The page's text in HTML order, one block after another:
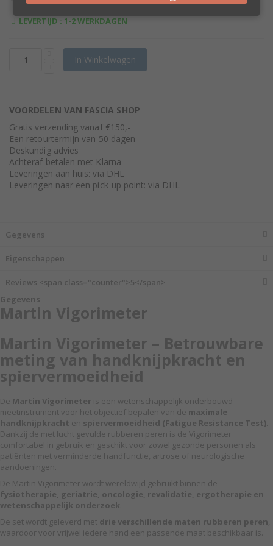
Price
LEVERTIJD : 1-2 WERKDAGEN
In Winkelwagen
VOORDELEN VAN FASCIA SHOP
Gratis verzending vanaf €150,-
Een retourtermijn van 50 dagen
Deskundig advies
Achteraf betalen met Klarna
Leveringen aan huis: via DHL
Leveringen naar een pick-up point: via DHL
Gegevens
Eigenschappen
Reviews <span class="counter">5</span>
Gegevens
Martin Vigorimeter
Martin Vigorimeter – Betrouwbare
meting van handknijpkracht en
spiervermoeidheid
De Martin Vigorimeter is een wetenschappelijk onderbouwd
meetinstrument voor het objectief bepalen van de maximale
handknijpkracht en spiervermoeidheid (Fatigue Resistance Test)
Dankzij de met lucht gevulde rubberen peren is de Vigorimeter
comfortabel in gebruik en geschikt voor zowel gezonde personen als
patiënten met verminderde handfunctie, artrose of neurologische
aandoeningen.
De Martin Vigorimeter wordt wereldwijd gebruikt binnen de
fysiotherapie, geriatrie, oncologie, revalidatie, ergotherapie en
wetenschappelijk onderzoek
De set wordt geleverd met drie verschillende maten rubberen peren
waardoor voor vrijwel iedere hand een passende maat beschikbaar is.